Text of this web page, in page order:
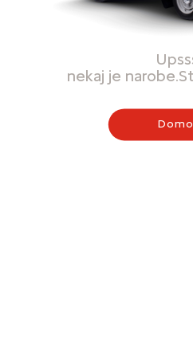
nekaj je